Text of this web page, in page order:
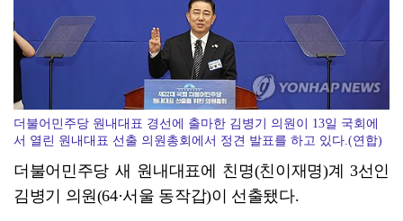
더불어민주당 원내대표 경선에 출마한 김병기 의원이 13일 국회에
서 열린 원내대표 선출 의원총회에서 정견 발표를 하고 있다.(연합)
더불어민주당 새 원내대표에 친명(친이재명)계 3선인
김병기 의원(64·서울 동작갑)이 선출됐다.